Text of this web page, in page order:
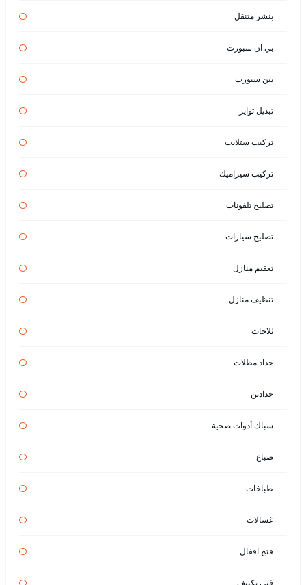
بنشر متنقل
بي ان سبورت
بين سبورت
تبديل تواير
تركيب ستلايت
تركيب سيراميك
تصليح تلفونات
تصليح سيارات
تعقيم منازل
تنظيف منازل
ثلاجات
حداد مظلات
حدادين
سباك أدوات صحية
صباغ
طباخات
غسالات
فتح اقفال